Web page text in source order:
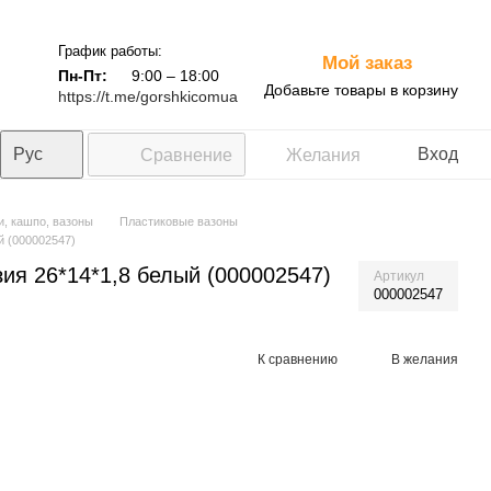
График работы:
Пн-Пт:
9:00 – 18:00
https://t.me/gorshkicomua
Мой заказ
Добавьте товары в корзину
Рус Сравнение Желания Вход
кашпо, вазоны
Пластиковые вазоны
(000002547)
26*14*1,8 белый (000002547) Артикул
000002547
К сравнению В желания